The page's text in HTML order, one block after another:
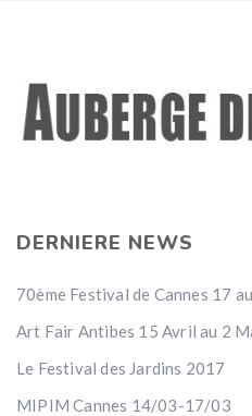
DERNIERE NEWS
70ème Festival de Cannes 17
Art Fair Antibes 15 Avril au 2
Le Festival des Jardins 2017
MIPIM Cannes 14/03-17/03